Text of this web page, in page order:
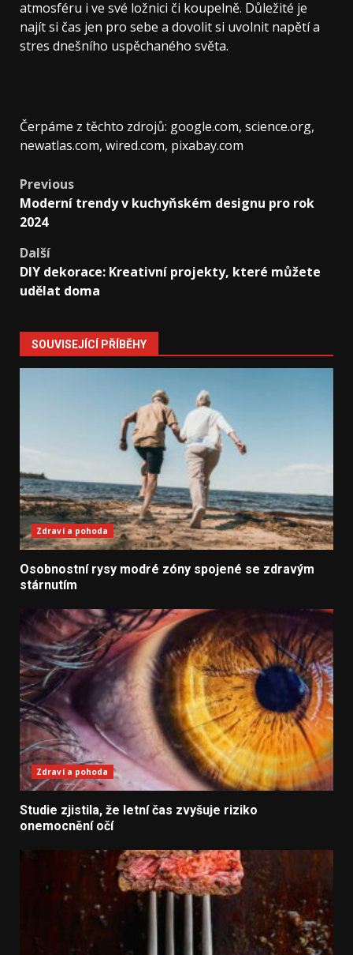
atmosféru i ve své ložnici či koupelně. Důležité je
najít si čas jen pro sebe a dovolit si uvolnit napětí a
stres dnešního uspěchaného světa.
Čerpáme z těchto zdrojů: google.com, science.org,
newatlas.com, wired.com, pixabay.com
Post
navigation
Previous
Moderní trendy v kuchyňském designu pro rok
2024
Další
DIY dekorace: Kreativní projekty, které můžete
udělat doma
SOUVISEJÍCÍ PŘÍBĚHY
Zdraví a pohoda
Osobnostní rysy modré zóny spojené se zdravým
stárnutím
Zdraví a pohoda
Studie zjistila, že letní čas zvyšuje riziko
onemocnění očí